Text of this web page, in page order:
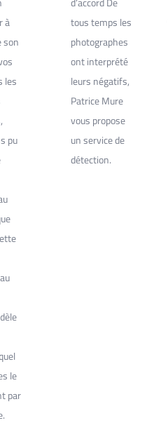
à
son
les
pu
le
par
tous temps les
photographes
ont interprété
leurs négatifs,
Patrice Mure
vous propose
un service de
détection.